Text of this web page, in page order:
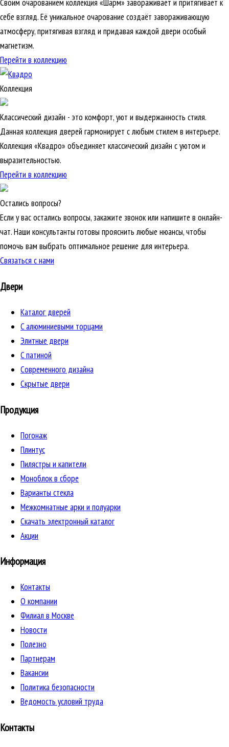
Своим очарованием коллекция «Шарм» завораживает и притягивает к
себе взгляд. Её уникальное очарование создаёт завораживающую
атмосферу, притягивая взгляд и придавая каждой двери особый
магнетизм.
Перейти в коллекцию
Коллекция
Классический дизайн - это комфорт, уют и выдержанность стиля.
Данная коллекция дверей гармонирует с любым стилем в интерьере.
Коллекция «Квадро» объединяет классический дизайн с уютом и
выразительностью.
Перейти в коллекцию
Остались вопросы?
Если у вас остались вопросы, закажите звонок или напишите в онлайн-
чат. Наши консультанты готовы прояснить любые нюансы, чтобы
помочь вам выбрать оптимальное решение для интерьера.
Связаться с нами
Двери
Каталог дверей
C алюминиевыми торцами
Элитные двери
C патиной
Cовременного дизайна
Скрытые двери
Продукция
Погонаж
Плинтус
Пилястры и капители
Моноблок в сборе
Варианты стекла
Межкомнатные арки и полуарки
Скачать электронный каталог
Акции
Информация
Контакты
О компании
Филиал в Москве
Новости
Полезно
Партнерам
Вакансии
Политика безопасности
Ведомость условий труда
Контакты